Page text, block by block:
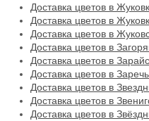
Доставка цветов в
Доставка цветов в
Доставка цветов в
Доставка цветов в
Доставка цветов в
Доставка цветов в
Доставка цветов в
Доставка цветов в
Доставка цветов в